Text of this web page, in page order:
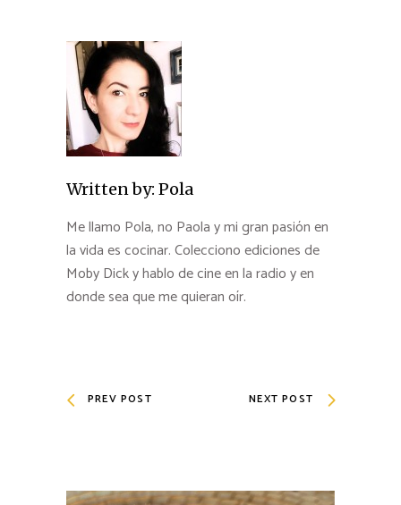
Written by: Pola
Me llamo Pola, no Paola y mi gran pasión en
la vida es cocinar. Colecciono ediciones de
Moby Dick y hablo de cine en la radio y en
donde sea que me quieran oír.
PREV POST NEXT POST